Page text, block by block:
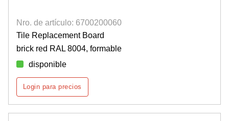
Nro. de artículo: 6700200060
Tile Replacement Board
brick red RAL 8004, formable
disponible
Login para precios